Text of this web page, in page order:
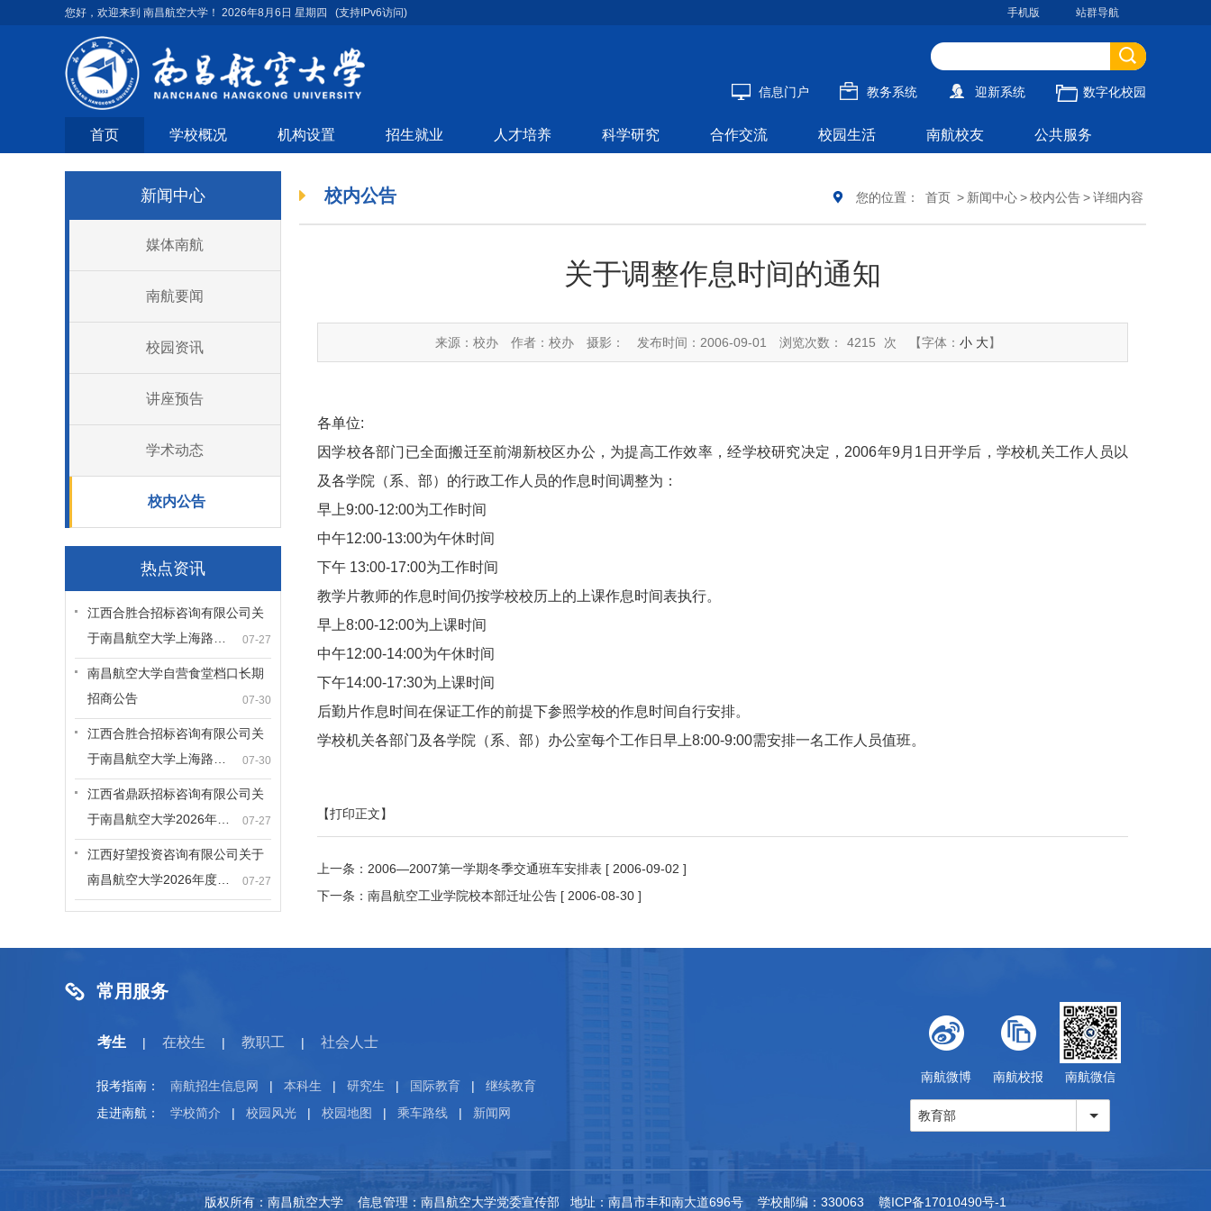
您好，欢迎来到 南昌航空大学！ 2026年8月6日 星期四 (支持IPv6访问) 手机版 站群导航
信息门户 教务系统 迎新系统 数字化校园
首页 学校概况 机构设置 招生就业 人才培养 科学研究 合作交流 校园生活 南航校友 公共服务
新闻中心
媒体南航
南航要闻
校园资讯
讲座预告
学术动态
校内公告
热点资讯
07-27
江西合胜合招标咨询有限公司关
于南昌航空大学上海路…
07-30
南昌航空大学自营食堂档口长期
招商公告
07-30
江西合胜合招标咨询有限公司关
于南昌航空大学上海路…
07-27
江西省鼎跃招标咨询有限公司关
于南昌航空大学2026年…
07-27
江西好望投资咨询有限公司关于
南昌航空大学2026年度…
您的位置： 首页 > 新闻中心>校内公告>详细内容
校内公告
关于调整作息时间的通知
来源：校办 作者：校办 摄影： 发布时间：2006-09-01 浏览次数： 4215 次 【字体： 小 大】
各单位:
因学校各部门已全面搬迁至前湖新校区办公，为提高工作效率，经学校研究决定，2006年9月1日开学后，学校机关工作人员以
及各学院（系、部）的行政工作人员的作息时间调整为：
早上9:00-12:00为工作时间
中午12:00-13:00为午休时间
下午 13:00-17:00为工作时间
教学片教师的作息时间仍按学校校历上的上课作息时间表执行。
早上8:00-12:00为上课时间
中午12:00-14:00为午休时间
下午14:00-17:30为上课时间
后勤片作息时间在保证工作的前提下参照学校的作息时间自行安排。
学校机关各部门及各学院（系、部）办公室每个工作日早上8:00-9:00需安排一名工作人员值班。
【打印正文】
上一条： 2006—2007第一学期冬季交通班车安排表 [ 2006-09-02 ]
下一条： 南昌航空工业学院校本部迁址公告 [ 2006-08-30 ]
常用服务
考生 | 在校生 | 教职工 | 社会人士
报考指南： 南航招生信息网 | 本科生 | 研究生 | 国际教育 |
继续教育
走进南航：
学校简介 | 校园风光 | 校园地图 | 乘车路线 | 新闻网
南航微博 南航校报 南航微信
教育部
版权所有：南昌航空大学 信息管理：南昌航空大学党委宣传部 地址：南昌市丰和南大道696号 学校邮编：330063 赣ICP备17010490号-1